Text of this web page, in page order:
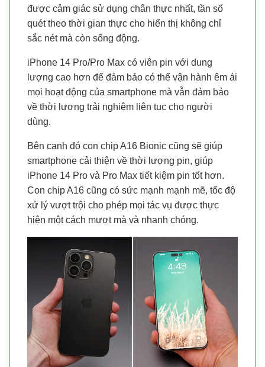
được cảm giác sử dụng chân thực nhất, tần số
quét theo thời gian thực cho hiển thị không chỉ
sắc nét mà còn sống động.
iPhone 14 Pro/Pro Max có viên pin với dung
lượng cao hơn để đảm bảo có thể vận hành êm ái
mọi hoạt động của smartphone mà vẫn đảm bảo
về thời lượng trải nghiệm liên tục cho người
dùng.
Bên cạnh đó con chip A16 Bionic cũng sẽ giúp
smartphone cải thiện về thời lượng pin, giúp
iPhone 14 Pro và Pro Max tiết kiệm pin tốt hơn.
Con chip A16 cũng có sức mạnh mạnh mẽ, tốc độ
xử lý vượt trội cho phép mọi tác vụ được thực
hiện một cách mượt mà và nhanh chóng.